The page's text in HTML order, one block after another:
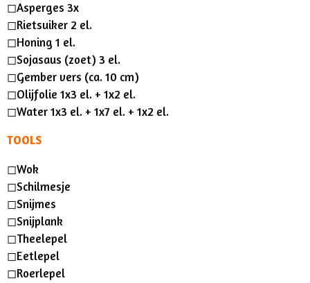
◻︎Asperges 3x
◻︎Rietsuiker 2 el.
◻︎Honing 1 el.
◻︎Sojasaus (zoet) 3 el.
◻︎Gember vers (ca. 10 cm)
◻︎Olijfolie 1x3 el. + 1x2 el.
◻︎Water 1x3 el. + 1x7 el. + 1x2 el.
TOOLS
◻︎Wok
◻︎Schilmesje
◻︎Snijmes
◻︎Snijplank
◻︎Theelepel
◻︎Eetlepel
◻︎Roerlepel